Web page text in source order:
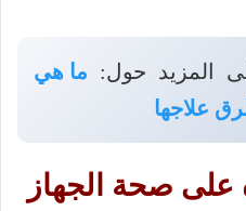
المزيد حول: ما هي
علاجها
على صحة الجهاز